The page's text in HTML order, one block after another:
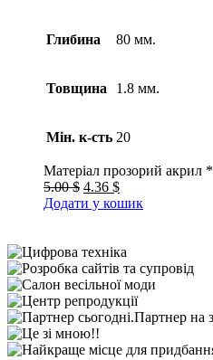
Глибина 80 мм.
Товщина 1.8 мм.
Мін. к-сть 20
Матеріал прозорий акрил *
5.00 $ 4.36 $
Додати у кошик